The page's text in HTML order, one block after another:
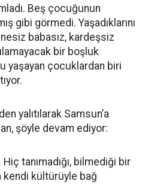
Beş çocuğunun
gibi görmedi. Yaşadıklarını
babasız, kardeşsiz
bir boşluk
yaşayan çocuklardan biri
yalıtılarak Samsun’a
şöyle devam ediyor:
tanımadığı, bilmediği bir
kendi kültürüyle bağ